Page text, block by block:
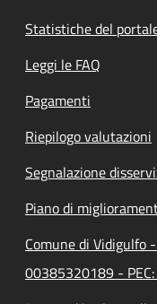
Statistiche del
Leggi le FAQ
Pagamenti
Riepilogo valutazioni
Segnalazione
Piano di
Comune di Vidigulfo
00385320189 -